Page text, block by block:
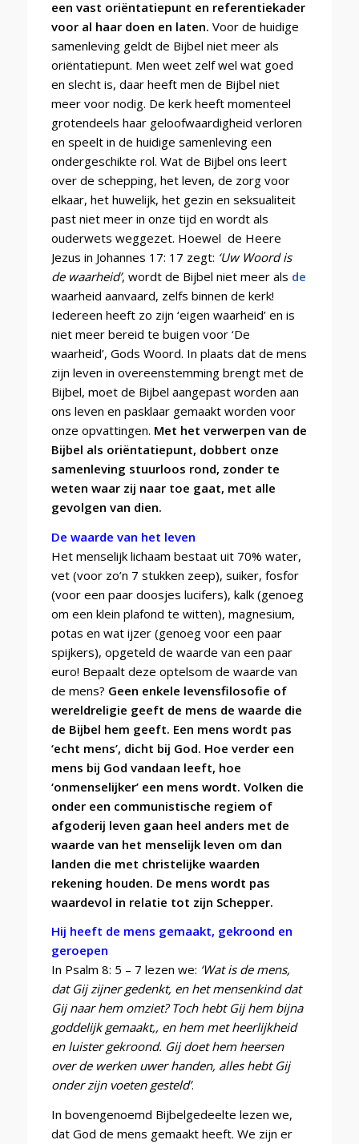
een vast oriëntatiepunt en referentiekader
voor al haar doen en laten. Voor de huidige
samenleving geldt de Bijbel niet meer als
oriëntatiepunt. Men weet zelf wel wat goed
en slecht is, daar heeft men de Bijbel niet
meer voor nodig. De kerk heeft momenteel
grotendeels haar geloofwaardigheid verloren
en speelt in de huidige samenleving een
ondergeschikte rol. Wat de Bijbel ons leert
over de schepping, het leven, de zorg voor
elkaar, het huwelijk, het gezin en seksualiteit
past niet meer in onze tijd en wordt als
ouderwets weggezet. Hoewel de Heere
Jezus in Johannes 17: 17 zegt: ‘Uw Woord is
de waarheid’, wordt de Bijbel niet meer als de
waarheid aanvaard, zelfs binnen de kerk!
Iedereen heeft zo zijn ‘eigen waarheid’ en is
niet meer bereid te buigen voor ‘De
waarheid’, Gods Woord. In plaats dat de mens
zijn leven in overeenstemming brengt met de
Bijbel, moet de Bijbel aangepast worden aan
ons leven en pasklaar gemaakt worden voor
onze opvattingen. Met het verwerpen van de
Bijbel als oriëntatiepunt, dobbert onze
samenleving stuurloos rond, zonder te
weten waar zij naar toe gaat, met alle
gevolgen van dien.
De waarde van het leven
Het menselijk lichaam bestaat uit 70% water,
vet (voor zo’n 7 stukken zeep), suiker, fosfor
(voor een paar doosjes lucifers), kalk (genoeg
om een klein plafond te witten), magnesium,
potas en wat ijzer (genoeg voor een paar
spijkers), opgeteld de waarde van een paar
euro! Bepaalt deze optelsom de waarde van
de mens? Geen enkele levensfilosofie of
wereldreligie geeft de mens de waarde die
de Bijbel hem geeft. Een mens wordt pas
‘echt mens’, dicht bij God. Hoe verder een
mens bij God vandaan leeft, hoe
‘onmenselijker’ een mens wordt. Volken die
onder een communistische regiem of
afgoderij leven gaan heel anders met de
waarde van het menselijk leven om dan
landen die met christelijke waarden
rekening houden. De mens wordt pas
waardevol in relatie tot zijn Schepper.
Hij heeft de mens gemaakt, gekroond en
geroepen
In Psalm 8: 5 – 7 lezen we: ‘Wat is de mens,
dat Gij zijner gedenkt, en het mensenkind dat
Gij naar hem omziet? Toch hebt Gij hem bijna
goddelijk gemaakt,, en hem met heerlijkheid
en luister gekroond. Gij doet hem heersen
over de werken uwer handen, alles hebt Gij
onder zijn voeten gesteld’.
In bovengenoemd Bijbelgedeelte lezen we,
dat God de mens gemaakt heeft. We zijn er